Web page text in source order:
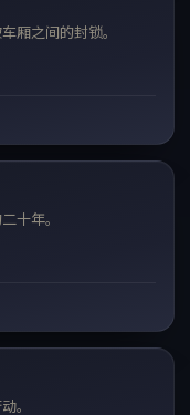
厢之间的封锁。
十年。
。